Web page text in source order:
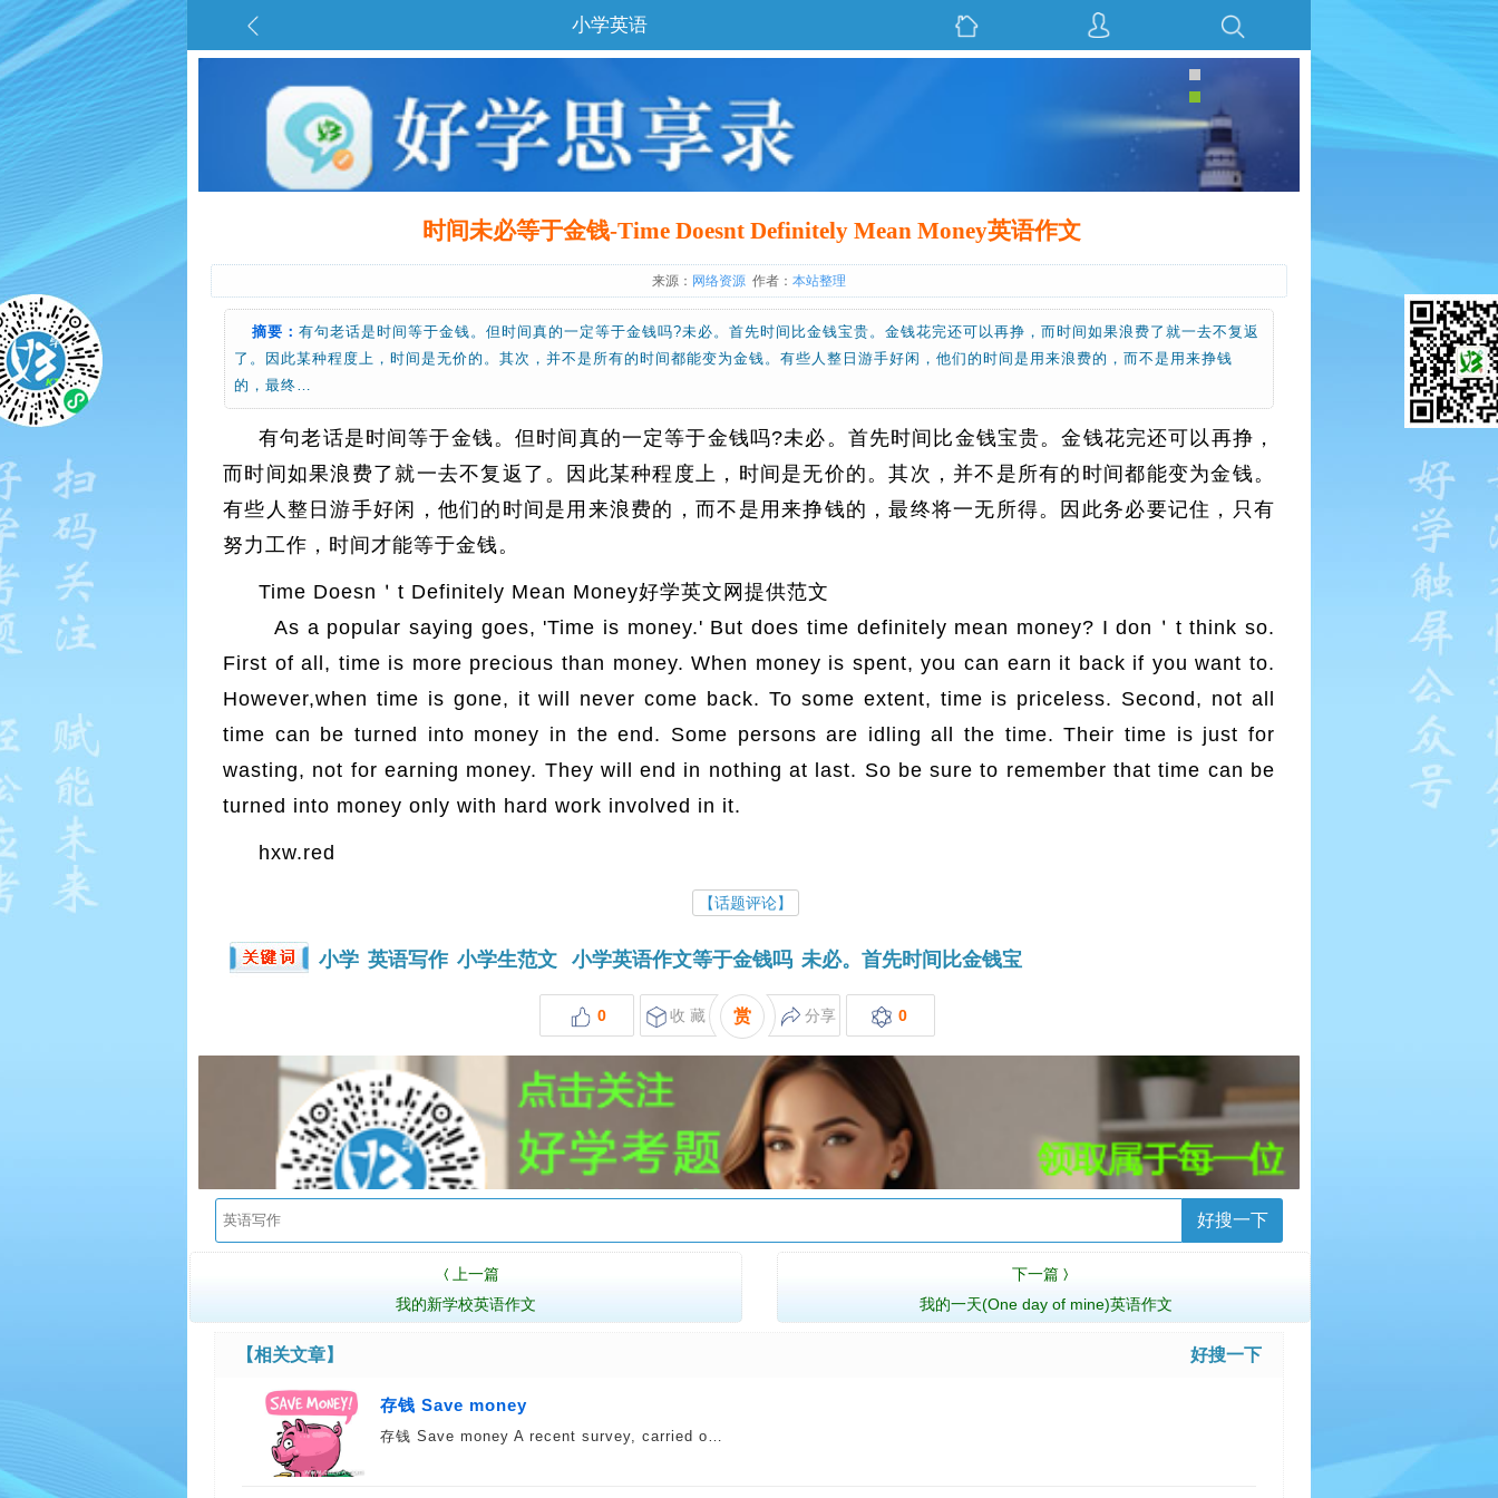
小学英语
时间未必等于金钱-Time Doesnt Definitely Mean Money英语作文
来源： 网络资源作者： 本站整理
摘要：有句老话是时间等于金钱。但时间真的一定等于金钱吗?未必。首先时间比金钱宝贵。金钱花完还可以再挣，而时间如果浪费了就一去不复返
了。因此某种程度上，时间是无价的。其次，并不是所有的时间都能变为金钱。有些人整日游手好闲，他们的时间是用来浪费的，而不是用来挣钱
的，最终…
有句老话是时间等于金钱。但时间真的一定等于金钱吗?未必。首先时间比金钱宝贵。金钱花完还可以再挣，
而时间如果浪费了就一去不复返了。因此某种程度上，时间是无价的。其次，并不是所有的时间都能变为金钱。
有些人整日游手好闲，他们的时间是用来浪费的，而不是用来挣钱的，最终将一无所得。因此务必要记住，只有
努力工作，时间才能等于金钱。
Time Doesn＇t Definitely Mean Money好学英文网提供范文
As a popular saying goes, 'Time is money.' But does time definitely mean money? I don＇t think so.
First of all, time is more precious than money. When money is spent, you can earn it back if you want to.
However,when time is gone, it will never come back. To some extent, time is priceless. Second, not all
time can be turned into money in the end. Some persons are idling all the time. Their time is just for
wasting, not for earning money. They will end in nothing at last. So be sure to remember that time can be
turned into money only with hard work involved in it.
hxw.red
【话题评论】
小学 英语写作 小学生范文 小学英语作文等于金钱吗 未必。首先时间比金钱宝
0 收 藏 赏 分享 0
好搜一下
〈
上一篇
我的新学校英语作文
下一篇 〉
我的一天(One day of mine)英语作文
【相关文章】 好搜一下
存钱 Save money
存钱 Save money A recent survey, carried o…